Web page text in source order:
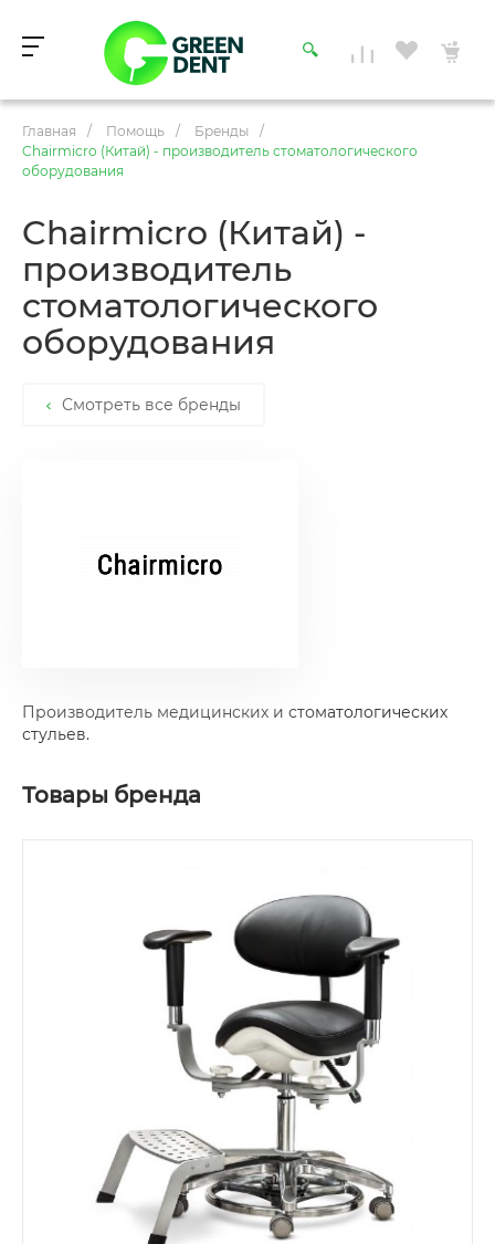
Главная / Помощь / Бренды
/
Chairmicro (Китай) - производитель стоматологического
оборудования
Chairmicro (Китай) -
производитель
стоматологического
оборудования
Смотреть все бренды
Производитель медицинских и стоматологических
стульев.
Товары бренда